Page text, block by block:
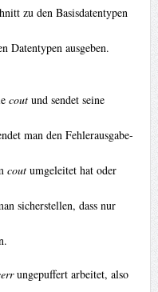
zu den Basisdatentypen
Datentypen ausgeben.
coutund sendet seine
man den Fehlerausgabe-
coutumgeleitet hat oder
sicherstellen, dass nur
ungepuffert arbeitet, also